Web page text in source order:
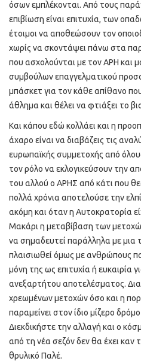
όσων εμπλέκονται. Από τους
επιβίωση είναι επιτυχία, των
έτοιμοι να αποθεώσουν τον
χωρίς να σκοντάψει πάνω στα
που ασχολούνται με τον ΑΡΗ και
συμβούλων επαγγελματικού
μπάσκετ για τον κάθε απίθανο
άθλημα και θέλει να φτιάξει το
Και κάπου εδώ κολλάει και η
άχαρο είναι να διαβάζεις τις
ευρωπαϊκής συμμετοχής από
τον ρόλο να εκλογικεύσουν την
του αλλού ο ΑΡΗΣ από κάτι που
πολλά χρόνια αποτελούσε την
ακόμη και όταν η Αυτοκρατορία
Μακάρι η μεταβίβαση των
να σημαδευτεί παράλληλα με μια
πλαισιωθεί όμως με ανθρώπους
μόνη της ως επιτυχία ή ευκαιρία
ανεξαρτήτου αποτελέσματος.
χρεωμένων μετοχών όσο και η
παραμείνει στον ίδιο μίζερο
Διεκδικήστε την αλλαγή και ο
από τη νέα σεζόν δεν θα έχει καν
θρυλικό Παλέ.